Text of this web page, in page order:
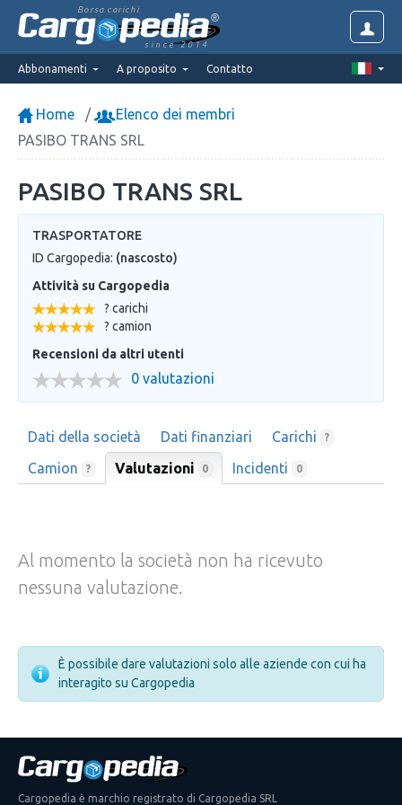
Borsa carichi
since 2014
Abbonamenti A proposito Contatto
Home
Elenco dei membri
PASIBO TRANS SRL
PASIBO TRANS SRL
TRASPORTATORE
ID Cargopedia: (nascosto)
Attività su Cargopedia
? carichi
? camion
Recensioni da altri utenti
0 valutazioni
Dati della società Dati finanziari Carichi ?
Camion ? Valutazioni 0 Incidenti 0
Al momento la società non ha ricevuto
nessuna valutazione.
È possibile dare valutazioni solo alle aziende con cui ha
interagito su Cargopedia
Cargopedia è marchio registrato di Cargopedia SRL